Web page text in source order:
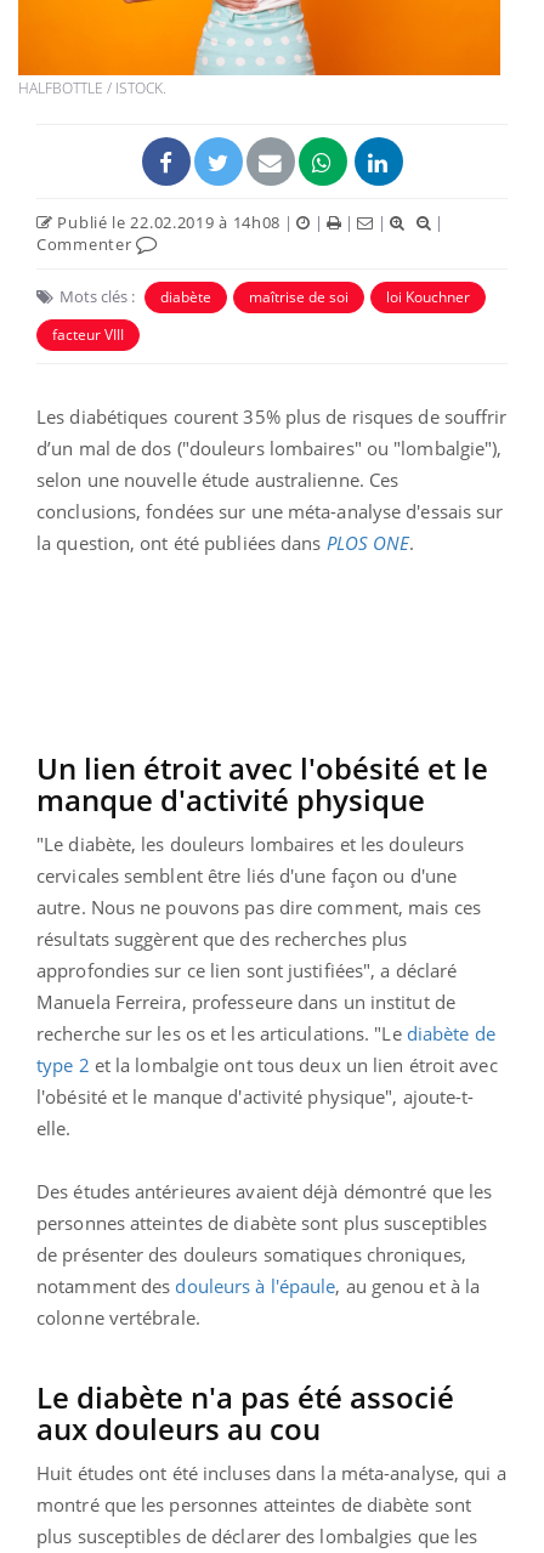
HALFBOTTLE / ISTOCK.
Publié le 22.02.2019 à 14h08 | | | |
|
Commenter
Mots clés : diabète maîtrise de soi
loi Kouchner
facteur VIII
Les diabétiques courent 35% plus de risques de souffrir
d’un mal de dos ("douleurs lombaires" ou "lombalgie"),
selon une nouvelle étude australienne. Ces
conclusions, fondées sur une méta-analyse d'essais sur
la question, ont été publiées dans PLOS ONE.
Un lien étroit avec l'obésité et le
manque d'activité physique
"Le diabète, les douleurs lombaires et les douleurs
cervicales semblent être liés d'une façon ou d'une
autre. Nous ne pouvons pas dire comment, mais ces
résultats suggèrent que des recherches plus
approfondies sur ce lien sont justifiées", a déclaré
Manuela Ferreira, professeure dans un institut de
recherche sur les os et les articulations. "Le diabète de
type 2 et la lombalgie ont tous deux un lien étroit avec
l'obésité et le manque d'activité physique", ajoute-t-
elle.
Des études antérieures avaient déjà démontré que les
personnes atteintes de diabète sont plus susceptibles
de présenter des douleurs somatiques chroniques,
notamment des douleurs à l'épaule, au genou et à la
colonne vertébrale.
Le diabète n'a pas été associé
aux douleurs au cou
Huit études ont été incluses dans la méta-analyse, qui a
montré que les personnes atteintes de diabète sont
plus susceptibles de déclarer des lombalgies que les